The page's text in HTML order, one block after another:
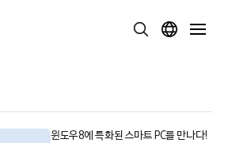
윈도우8에 특화된 스마트 PC를 만나다!